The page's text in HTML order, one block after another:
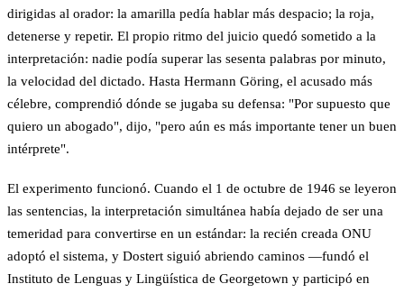
dirigidas al orador: la amarilla pedía hablar más despacio; la roja,
detenerse y repetir. El propio ritmo del juicio quedó sometido a la
interpretación: nadie podía superar las sesenta palabras por minuto,
la velocidad del dictado. Hasta Hermann Göring, el acusado más
célebre, comprendió dónde se jugaba su defensa: "Por supuesto que
quiero un abogado", dijo, "pero aún es más importante tener un buen
intérprete".
El experimento funcionó. Cuando el 1 de octubre de 1946 se leyeron
las sentencias, la interpretación simultánea había dejado de ser una
temeridad para convertirse en un estándar: la recién creada ONU
adoptó el sistema, y Dostert siguió abriendo caminos —fundó el
Instituto de Lenguas y Lingüística de Georgetown y participó en